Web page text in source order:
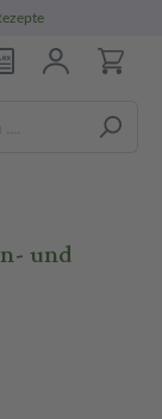
und